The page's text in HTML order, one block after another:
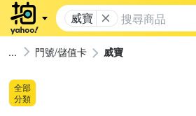
威寶
門號/儲值卡 威寶
全部
分類